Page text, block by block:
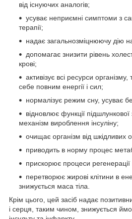
від існуючих аналогів;
усуває неприємні симптоми з
терапії;
надає загальнозміцнюючу дію
допомагає знизити рівень
крові;
активізує всі ресурси
себе повним енергії і сил;
нормалізує режим сну, усуває
відновлює функції
механізм вироблення інсуліну;
очищає організм від шкідливих
приводить в норму процес
прискорює процеси регенерації
перетворює жирові клітини в
знижується маса тіла.
Крім цього, цей засіб надає
і серця, таким чином, знижується